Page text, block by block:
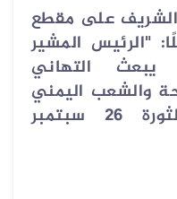
على مقطع
"الرئيس المشير
التهاني
والشعب اليمني
بمناسبة الذكرى 62 لثورة 26 سبتمبر